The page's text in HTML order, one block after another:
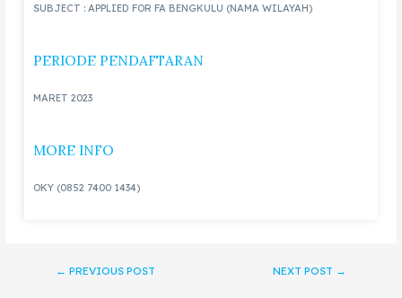
SUBJECT : APPLIED FOR FA BENGKULU (NAMA WILAYAH)
PERIODE PENDAFTARAN
MARET 2023
MORE INFO
OKY (0852 7400 1434)
← PREVIOUS POST NEXT POST →